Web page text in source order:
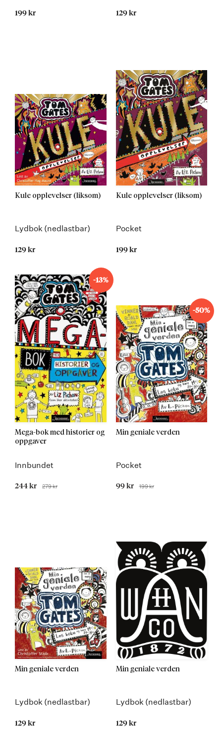
199 kr 129 kr
Kule opplevelser (liksom)
Lydbok (nedlastbar)
129 kr
Kule opplevelser (liksom)
Pocket
199 kr
-13%
Mega-bok med historier og
oppgaver
Innbundet
Tilbudspris
244 kr Før
279 kr
-50%
Min geniale verden
Pocket
Tilbudspris
99 kr Før
199 kr
Min geniale verden
Lydbok (nedlastbar)
129 kr
Min geniale verden
Lydbok (nedlastbar)
129 kr